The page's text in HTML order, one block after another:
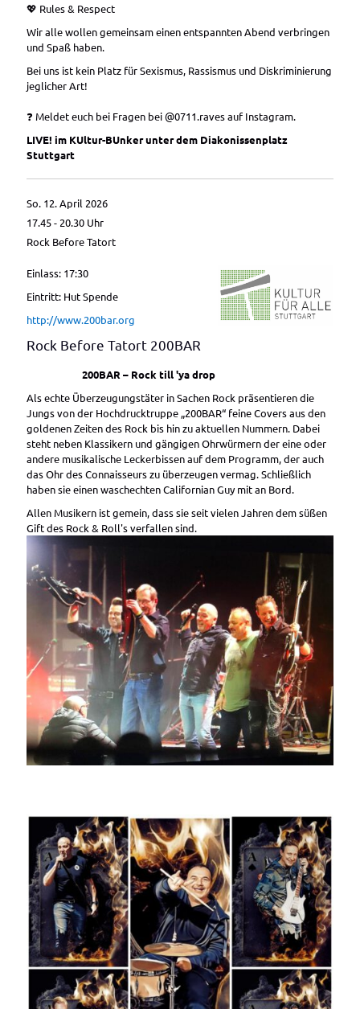
💖 Rules & Respect
Wir alle wollen gemeinsam einen entspannten Abend verbringen
und Spaß haben.
Bei uns ist kein Platz für Sexismus, Rassismus und Diskriminierung
jeglicher Art!
❓ Meldet euch bei Fragen bei @0711.raves auf Instagram.
LIVE! im KUltur-BUnker unter dem Diakonissenplatz
Stuttgart
So. 12. April 2026
17.45 - 20.30 Uhr
Rock Before Tatort
Einlass: 17:30
Eintritt: Hut Spende
http://www.200bar.org
Rock Before Tatort 200BAR
200BAR – Rock till 'ya drop
Als echte Überzeugungstäter in Sachen Rock präsentieren die
Jungs von der Hochdrucktruppe „200BAR“ feine Covers aus den
goldenen Zeiten des Rock bis hin zu aktuellen Nummern. Dabei
steht neben Klassikern und gängigen Ohrwürmern der eine oder
andere musikalische Leckerbissen auf dem Programm, der auch
das Ohr des Connaisseurs zu überzeugen vermag. Schließlich
haben sie einen waschechten Californian Guy mit an Bord.
Allen Musikern ist gemein, dass sie seit vielen Jahren dem süßen
Gift des Rock & Roll's verfallen sind.